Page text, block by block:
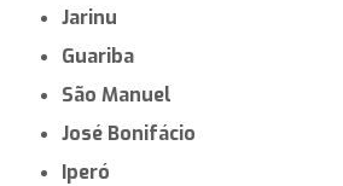
Jarinu
Guariba
São Manuel
José Bonifácio
Iperó